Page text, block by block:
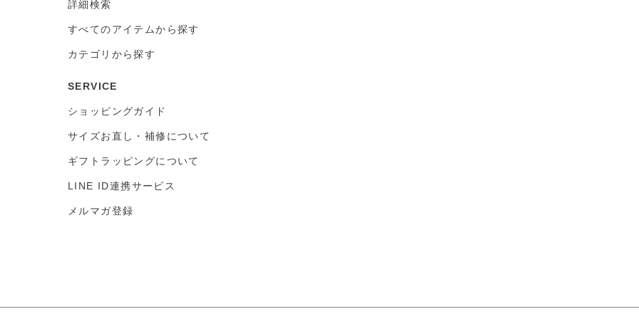
詳細検索
すべてのアイテムから探す
カテゴリから探す
SERVICE
ショッピングガイド
サイズお直し・補修について
ギフトラッピングについて
LINE ID連携サービス
メルマガ登録